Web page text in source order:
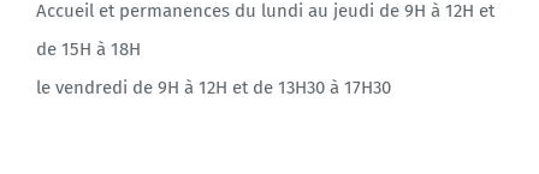
Accueil et permanences du lundi au jeudi de 9H à 12H et
de 15H à 18H
le vendredi de 9H à 12H et de 13H30 à 17H30